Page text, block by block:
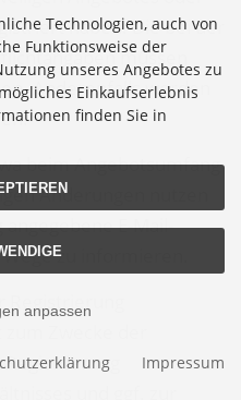
haben. Die bei der
müssen
Anderenfalls werden
beim Angebotsumfang
Änderungen nutzen
E-Mail-
zu informieren.
Technologien, auch von
Funktionsweise der
unseres Angebotes zu
Einkaufserlebnis
finden Sie in
anpassen
Impressum